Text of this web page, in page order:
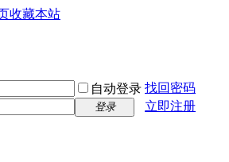
收藏本站
自动登录 找回密码
登录
立即注册